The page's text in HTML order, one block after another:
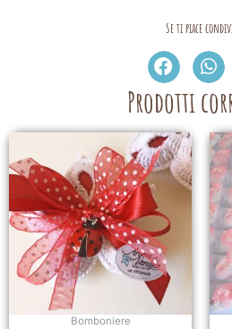
Se ti piace
Prodotti
Bomboniere